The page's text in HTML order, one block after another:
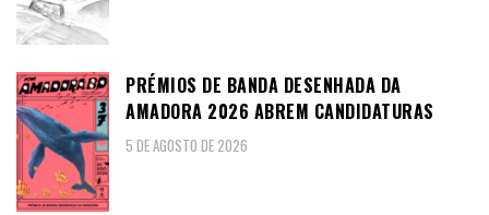
PRÉMIOS DE BANDA DESENHADA DA
AMADORA 2026 ABREM CANDIDATURAS
5 DE AGOSTO DE 2026